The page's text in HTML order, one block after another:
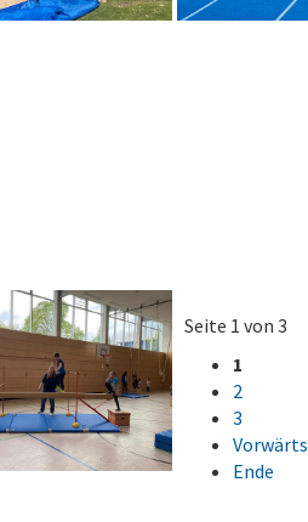
Seite 1 von 3
1
2
3
Vorwärts
Ende